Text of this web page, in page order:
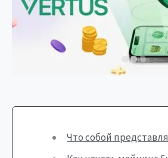
Что собой